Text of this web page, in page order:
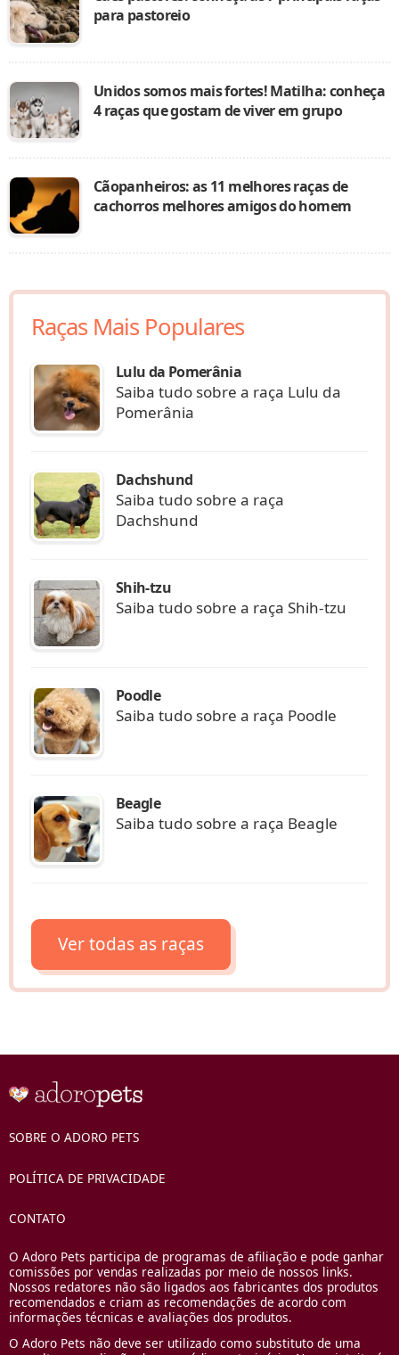
para pastoreio
Unidos somos mais fortes! Matilha: conheça
4 raças que gostam de viver em grupo
Cãopanheiros: as 11 melhores raças de
cachorros melhores amigos do homem
Raças Mais Populares
Lulu da Pomerânia
Saiba tudo sobre a raça Lulu da
Pomerânia
Dachshund
Saiba tudo sobre a raça
Dachshund
Shih-tzu
Saiba tudo sobre a raça Shih-tzu
Poodle
Saiba tudo sobre a raça Poodle
Beagle
Saiba tudo sobre a raça Beagle
Ver todas as raças
SOBRE O ADORO PETS
POLÍTICA DE PRIVACIDADE
CONTATO
O Adoro Pets participa de programas de afiliação e pode ganhar
comissões por vendas realizadas por meio de nossos links.
Nossos redatores não são ligados aos fabricantes dos produtos
recomendados e criam as recomendações de acordo com
informações técnicas e avaliações dos produtos.
O Adoro Pets não deve ser utilizado como substituto de uma